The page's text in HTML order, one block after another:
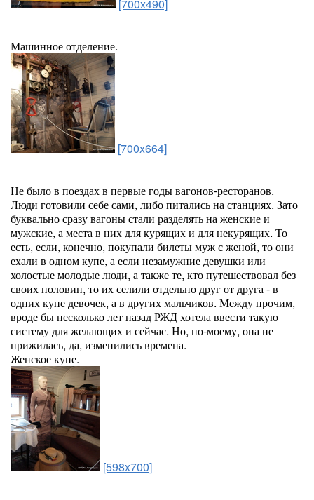
[700x490]
Машинное отделение.
[700x664]
Не было в поездах в первые годы вагонов-ресторанов.
Люди готовили себе сами, либо питались на станциях. Зато
буквально сразу вагоны стали разделять на женские и
мужские, а места в них для курящих и для некурящих. То
есть, если, конечно, покупали билеты муж с женой, то они
ехали в одном купе, а если незамужние девушки или
холостые молодые люди, а также те, кто путешествовал без
своих половин, то их селили отдельно друг от друга - в
одних купе девочек, а в других мальчиков. Между прочим,
вроде бы несколько лет назад РЖД хотела ввести такую
систему для желающих и сейчас. Но, по-моему, она не
прижилась, да, изменились времена.
Женское купе.
[598x700]